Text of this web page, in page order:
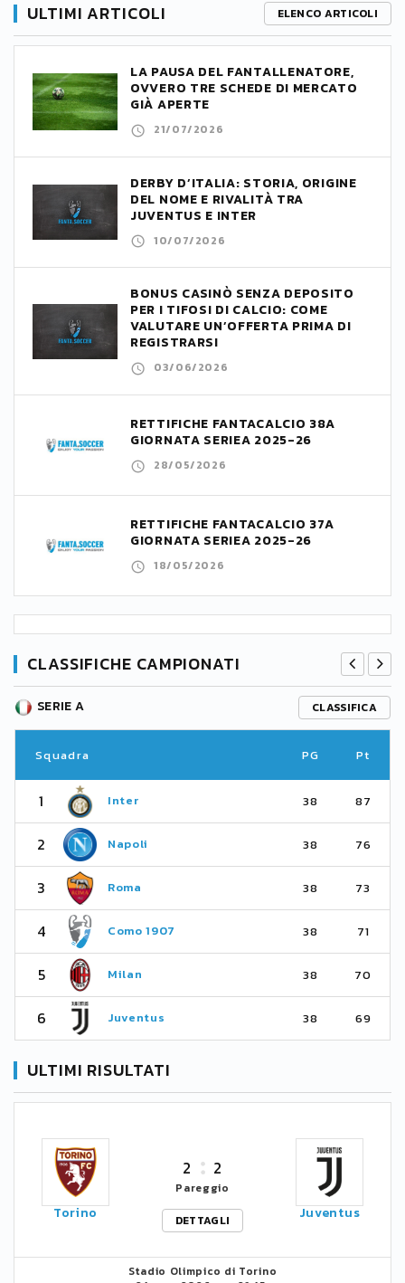
ULTIMI ARTICOLI ELENCO ARTICOLI
LA PAUSA DEL FANTALLENATORE,
OVVERO TRE SCHEDE DI MERCATO
GIÀ APERTE
21/07/2026
DERBY D’ITALIA: STORIA, ORIGINE
DEL NOME E RIVALITÀ TRA
JUVENTUS E INTER
10/07/2026
BONUS CASINÒ SENZA DEPOSITO
PER I TIFOSI DI CALCIO: COME
VALUTARE UN’OFFERTA PRIMA DI
REGISTRARSI
03/06/2026
RETTIFICHE FANTACALCIO 38A
GIORNATA SERIEA 2025-26
28/05/2026
RETTIFICHE FANTACALCIO 37A
GIORNATA SERIEA 2025-26
18/05/2026
CLASSIFICHE CAMPIONATI
SERIE A CLASSIFICA
Squadra PG Pt
1 Inter 38 87
2 Napoli 38 76
3 Roma 38 73
4 Como 1907 38 71
5 Milan 38 70
6 Juventus 38 69
ULTIMI RISULTATI
Torino
2 2
Pareggio
DETTAGLI
Juventus
Stadio Olimpico di Torino